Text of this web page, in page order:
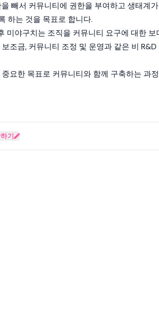
빼서 커뮤니티에 권한을 부여하고 생태계
하는 것을 목표로 합니다.
미야구치는 조직을 커뮤니티 요구에 대한 보
조금, 커뮤니티 조정 및 운영과 같은 비 R&D
요한 목표로 커뮤니티와 함께 구축하는 과
기